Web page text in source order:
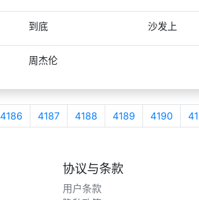
到底 沙发上
周杰伦
4186 4187 4188 4189 4190
协议与条款
用户条款